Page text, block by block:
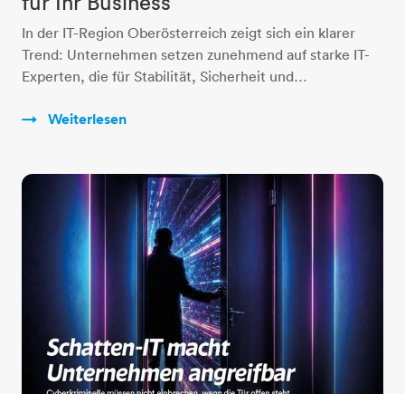
In der IT-Region Oberösterreich zeigt sich ein klarer
Trend: Unternehmen setzen zunehmend auf starke IT-
Experten, die für Stabilität, Sicherheit und…
Weiterlesen